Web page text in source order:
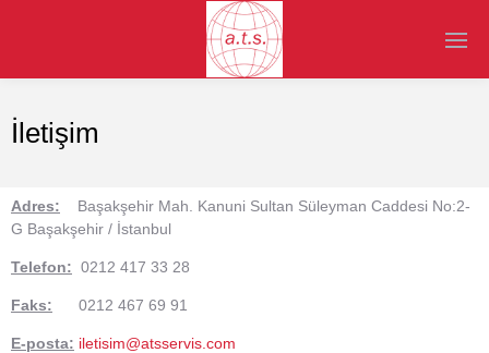
İletişim
Adres: Başakşehir Mah. Kanuni Sultan Süleyman Caddesi No:2-
G Başakşehir / İstanbul
Telefon: 0212 417 33 28
Faks: 0212 467 69 91
E-posta: iletisim@atsservis.com